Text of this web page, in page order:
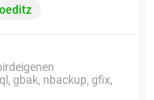
gbak, nbackup, gfix,